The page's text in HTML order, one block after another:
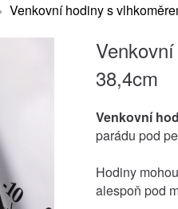
Venkovní hodiny s
38,4cm
Venkovní
parádu pod
Hodiny
alespoň pod